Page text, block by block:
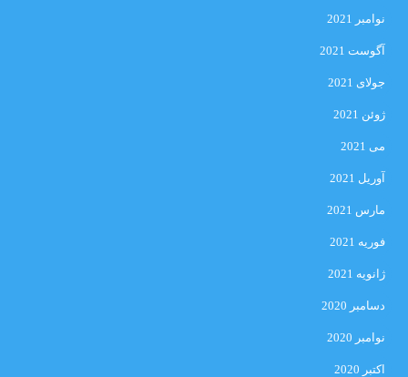
نوامبر 2021
آگوست 2021
جولای 2021
ژوئن 2021
می 2021
آوریل 2021
مارس 2021
فوریه 2021
ژانویه 2021
دسامبر 2020
نوامبر 2020
اکتبر 2020